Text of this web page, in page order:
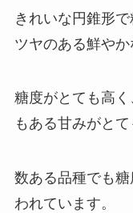
きれいな円錐形で
ツヤのある鮮やか
糖度がとても高
もある甘みがとて
数ある品種でも
われています。